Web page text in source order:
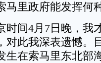
马里政府能发挥何
间4月7日晚，我
对此我深表遗憾。
生在索马里东北部